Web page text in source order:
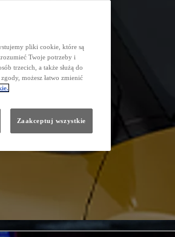
pliki cookie, które są
Twoje potrzeby i
trzecich, a także służą do
możesz łatwo zmienić
Zaakceptuj wszystkie